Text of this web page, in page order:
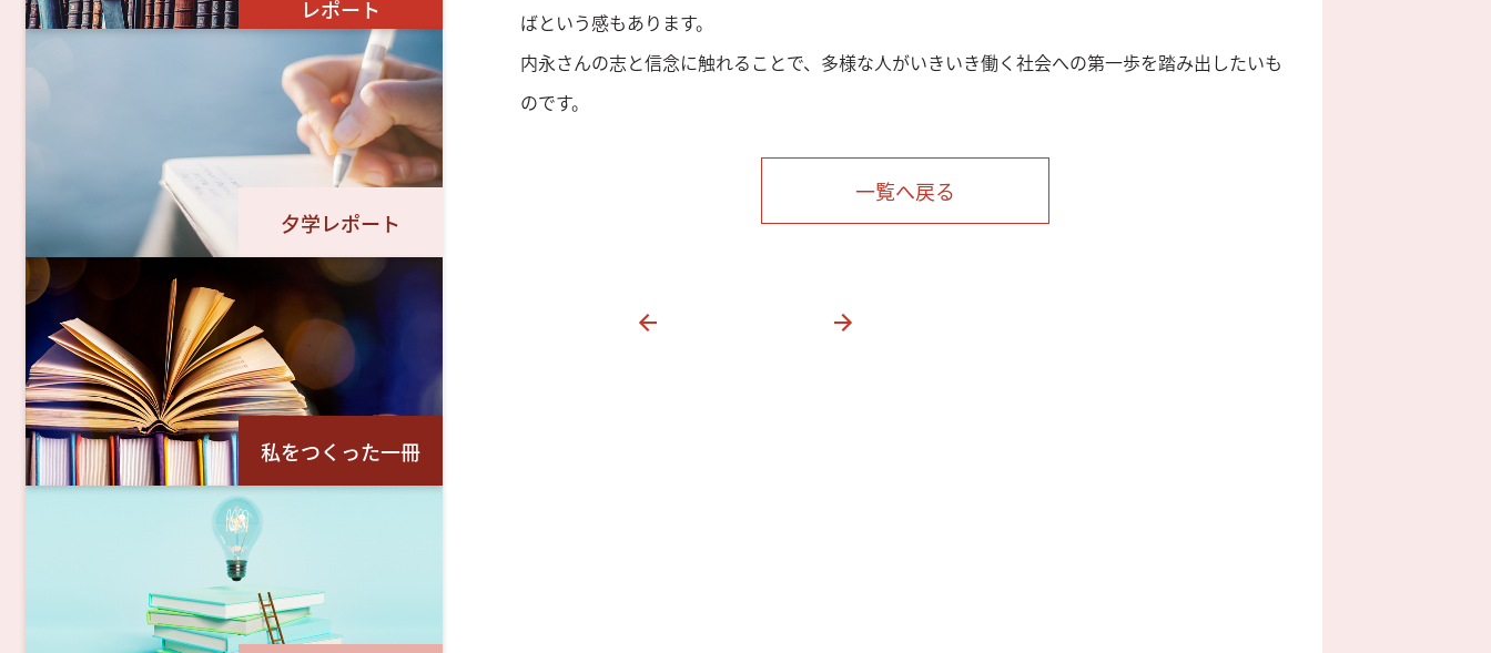
ばという感もあります。
内永さんの志と信念に触れることで、多様な人がいきいき働く社会への第一歩を踏み出したいも
のです。
一覧へ戻る
レポート
夕学レポート
私をつくった一冊